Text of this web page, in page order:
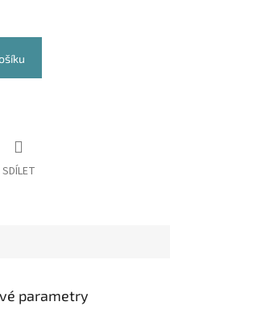
SDÍLET
parametry